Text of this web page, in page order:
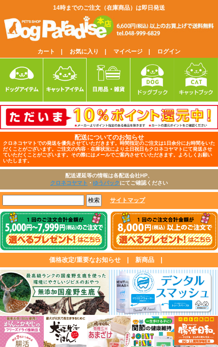
14時までのご注文（在庫商品）は即日発送
カート | お気に入り | マイページ | ログイン
配送についてのお知らせ
クロネコヤマトでの発送を優先させていただきます。時間指定のご注文は1日余分にお時間をいた
だくことがございます。ご注文の内容・在庫状況により土日祝日もクロネコヤマトにて発送させ
ていただくことがございます。その際にはメールでご案内させていただきます。よろしくお願い
いたします。
配送遅延等の情報は各配送会社HP、
クロネコヤマト ・ ゆうパックにてご確認ください
サイトマップ
価格改定/重要なお知らせ 新商品